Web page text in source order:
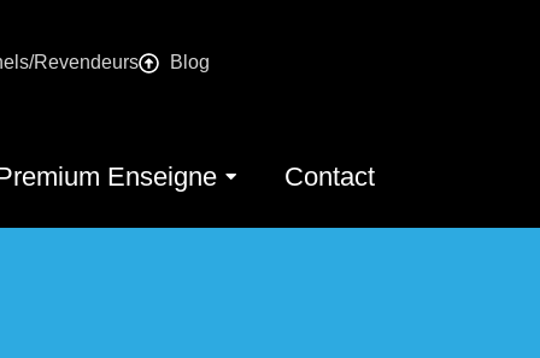
Revendeurs Blog
Enseigne Contact